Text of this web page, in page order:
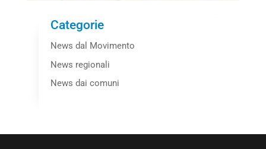
Categorie
News dal Movimento
News regionali
News dai comuni